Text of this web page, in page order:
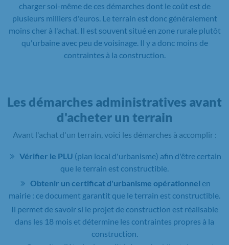
charger soi-même de ces démarches dont le coût est de
plusieurs milliers d'euros. Le terrain est donc généralement
moins cher à l'achat. Il est souvent situé en zone rurale plutôt
qu'urbaine avec peu de voisinage. Il y a donc moins de
contraintes à la construction.
Les démarches administratives avant
d'acheter un terrain
Avant l'achat d'un terrain, voici les démarches à accomplir :
Vérifier le PLU (plan local d'urbanisme) afin d'être certain
que le terrain est constructible.
Obtenir un certificat d'urbanisme opérationnel en
mairie : ce document garantit que le terrain est constructible.
Il permet de savoir si le projet de construction est réalisable
dans les 18 mois et détermine les contraintes propres à la
construction.